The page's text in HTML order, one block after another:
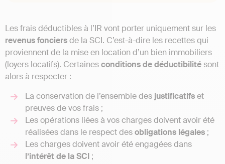
Les frais déductibles à l’IR vont porter uniquement sur les
revenus fonciersde la SCI. C’est-à-dire les recettes qui
proviennent de la mise en location d’un bien immobiliers
(loyers locatifs). Certainesconditions de déductibilitésont
alors à respecter :
La conservation de l’ensemble des justificatifset
preuves de vos frais ;
Les opérations liées à vos charges doivent avoir été
réalisées dans le respect desobligations légales ;
Les charges doivent avoir été engagées dans
l’intérêt de la SCI ;